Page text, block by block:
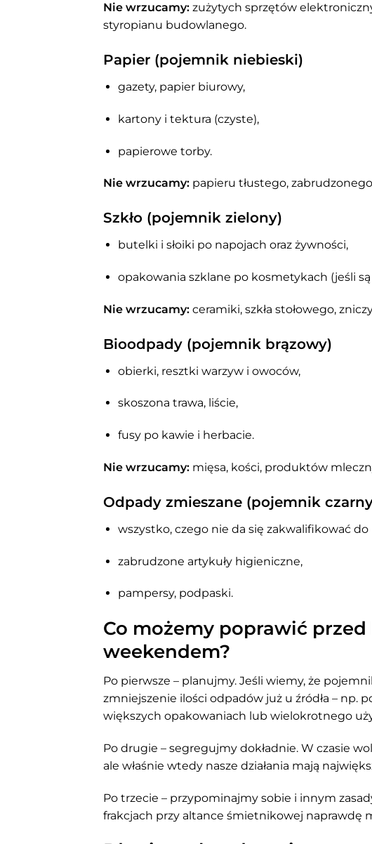
Nie wrzucamy: zużytych sprzętów
styropianu budowlanego.
Papier (pojemnik niebieski)
gazety, papier biurowy,
kartony i tektura (czyste),
papierowe torby.
Nie wrzucamy: papieru tłustego,
Szkło (pojemnik zielony)
butelki i słoiki po napojach oraz żywności,
opakowania szklane po kosmetykach (jeśli są
Nie wrzucamy: ceramiki, szkła stołowego,
Bioodpady (pojemnik brązowy)
obierki, resztki warzyw i owoców,
skoszona trawa, liście,
fusy po kawie i herbacie.
Nie wrzucamy: mięsa, kości, produktów
Odpady zmieszane (pojemnik
wszystko, czego nie da się zakwalifikować do
zabrudzone artykuły higieniczne,
pampersy, podpaski.
Co możemy poprawić
weekendem?
Po pierwsze – planujmy. Jeśli wiemy, że
zmniejszenie ilości odpadów już u źródła – np.
większych opakowaniach lub wielokrotnego
Po drugie – segregujmy dokładnie. W czasie
ale właśnie wtedy nasze działania mają
Po trzecie – przypominajmy sobie i innym
frakcjach przy altance śmietnikowej naprawdę